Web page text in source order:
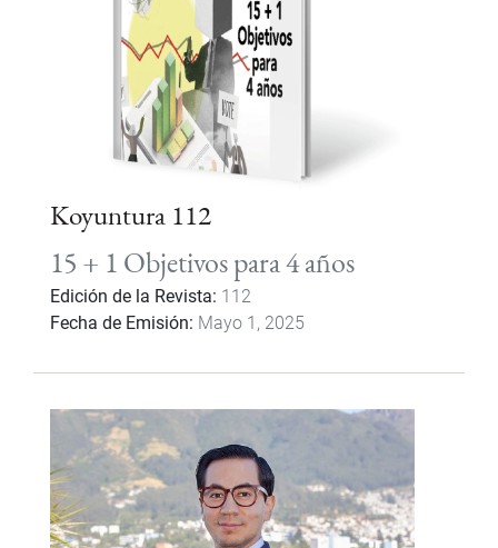
Koyuntura 112
15 + 1 Objetivos para 4 años
Edición de la Revista 112
Fecha de Emisión Mayo 1, 2025